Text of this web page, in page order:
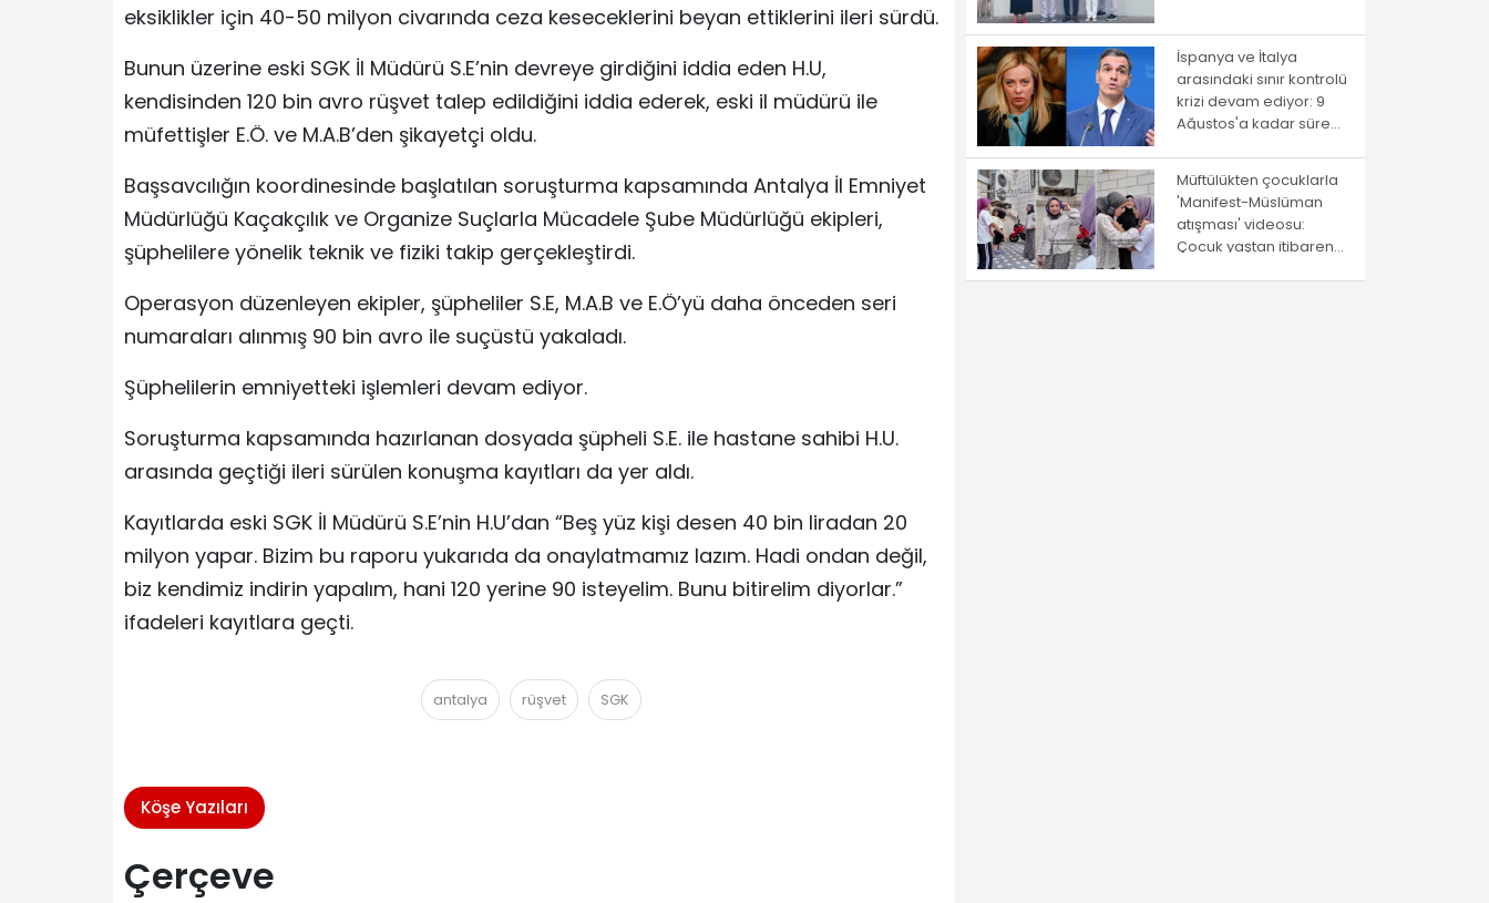
eksiklikler için 40-50 milyon civarında ceza keseceklerini beyan ettiklerini ileri sürdü.
Bunun üzerine eski SGK İl Müdürü S.E’nin devreye girdiğini iddia eden H.U,
kendisinden 120 bin avro rüşvet talep edildiğini iddia ederek, eski il müdürü ile
müfettişler E.Ö. ve M.A.B’den şikayetçi oldu.
Başsavcılığın koordinesinde başlatılan soruşturma kapsamında Antalya İl Emniyet
Müdürlüğü Kaçakçılık ve Organize Suçlarla Mücadele Şube Müdürlüğü ekipleri,
şüphelilere yönelik teknik ve fiziki takip gerçekleştirdi.
Operasyon düzenleyen ekipler, şüpheliler S.E, M.A.B ve E.Ö’yü daha önceden seri
numaraları alınmış 90 bin avro ile suçüstü yakaladı.
Şüphelilerin emniyetteki işlemleri devam ediyor.
Soruşturma kapsamında hazırlanan dosyada şüpheli S.E. ile hastane sahibi H.U.
arasında geçtiği ileri sürülen konuşma kayıtları da yer aldı.
Kayıtlarda eski SGK İl Müdürü S.E’nin H.U’dan “Beş yüz kişi desen 40 bin liradan 20
milyon yapar. Bizim bu raporu yukarıda da onaylatmamız lazım. Hadi ondan değil,
biz kendimiz indirin yapalım, hani 120 yerine 90 isteyelim. Bunu bitirelim diyorlar.”
ifadeleri kayıtlara geçti.
antalya rüşvet SGK
Köşe Yazıları
Çerçeve
İspanya ve İtalya
arasındaki sınır kontrolü
krizi devam ediyor: 9
Ağustos'a kadar süre
Müftülükten çocuklarla
'Manifest-Müslüman
atışması' videosu:
Çocuk yaştan itibaren